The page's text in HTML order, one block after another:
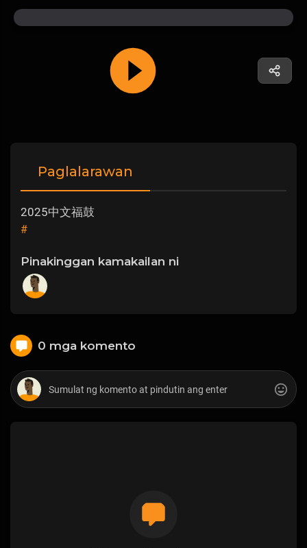
Paglalarawan
2025中文福鼓
#
Pinakinggan kamakailan ni
0 mga komento